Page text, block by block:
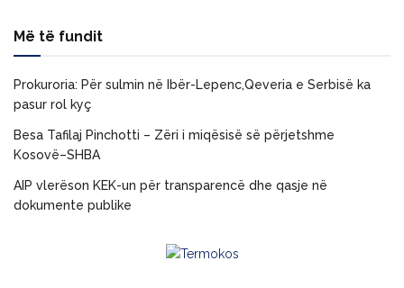
Më të fundit
Prokuroria: Për sulmin në Ibër-Lepenc,Qeveria e Serbisë ka
pasur rol kyç
Besa Tafilaj Pinchotti – Zëri i miqësisë së përjetshme
Kosovë–SHBA
AIP vlerëson KEK-un për transparencë dhe qasje në
dokumente publike